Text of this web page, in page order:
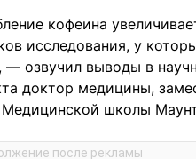
кофеина
исследования, у
— озвучил выводы в
доктор медицины,
школы